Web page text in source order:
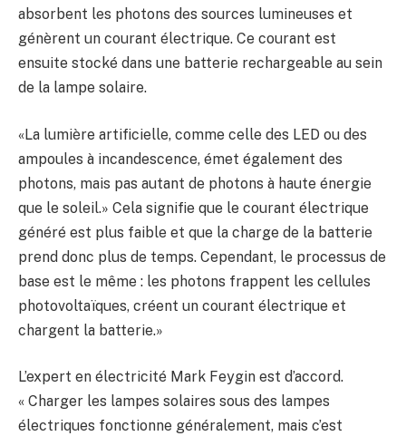
absorbent les photons des sources lumineuses et
génèrent un courant électrique. Ce courant est
ensuite stocké dans une batterie rechargeable au sein
de la lampe solaire.
«La lumière artificielle, comme celle des LED ou des
ampoules à incandescence, émet également des
photons, mais pas autant de photons à haute énergie
que le soleil.» Cela signifie que le courant électrique
généré est plus faible et que la charge de la batterie
prend donc plus de temps. Cependant, le processus de
base est le même : les photons frappent les cellules
photovoltaïques, créent un courant électrique et
chargent la batterie.»
L’expert en électricité Mark Feygin est d’accord.
« Charger les lampes solaires sous des lampes
électriques fonctionne généralement, mais c’est